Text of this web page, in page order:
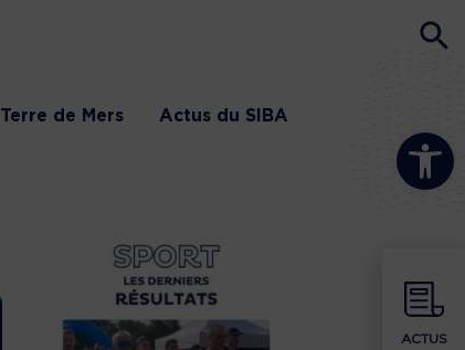
Ouvrir la
ACTUS
Terre de Mers Actus du SIBA